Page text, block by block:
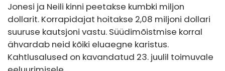
Jonesi ja Neili kinni peetakse kumbki miljon
dollarit. Korrapidajat hoitakse 2,08 miljoni dollari
suuruse kautsjoni vastu. Süüdimõistmise korral
ähvardab neid kõiki eluaegne karistus.
Kahtlusalused on kavandatud 23. juulil toimuvale